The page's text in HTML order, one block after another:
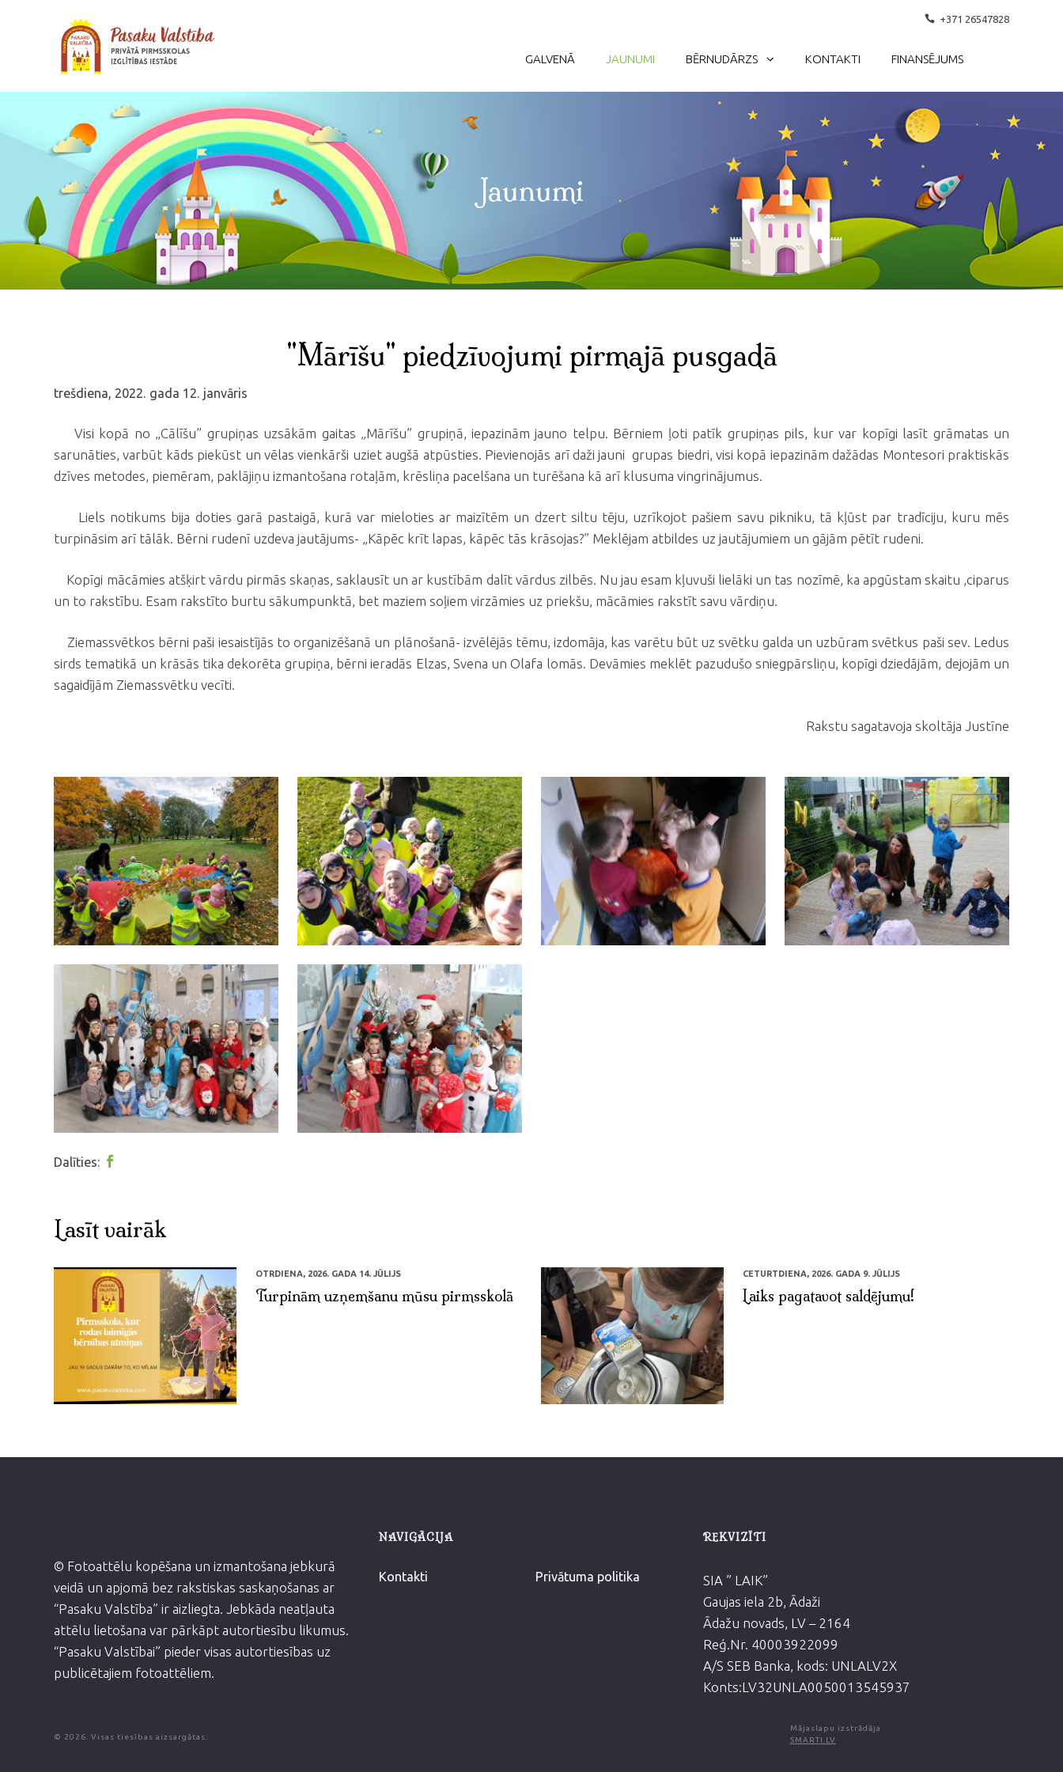
+371 26547828
GALVENĀ JAUNUMI BĒRNUDĀRZS KONTAKTI FINANSĒJUMS
Jaunumi
"Mārīšu" piedzīvojumi pirmajā pusgadā
trešdiena, 2022. gada 12. janvāris
Visi kopā no „Cālīšu” grupiņas uzsākām gaitas „Mārīšu” grupiņā, iepazinām jauno telpu. Bērniem ļoti patīk grupiņas pils, kur var kopīgi lasīt grāmatas un
sarunāties, varbūt kāds piekūst un vēlas vienkārši uziet augšā atpūsties. Pievienojās arī daži jauni grupas biedri, visi kopā iepazinām dažādas Montesori praktiskās
dzīves metodes, piemēram, paklājiņu izmantošana rotaļām, krēsliņa pacelšana un turēšana kā arī klusuma vingrinājumus.
Liels notikums bija doties garā pastaigā, kurā var mieloties ar maizītēm un dzert siltu tēju, uzrīkojot pašiem savu pikniku, tā kļūst par tradīciju, kuru mēs
turpināsim arī tālāk. Bērni rudenī uzdeva jautājums- „Kāpēc krīt lapas, kāpēc tās krāsojas?” Meklējam atbildes uz jautājumiem un gājām pētīt rudeni.
Kopīgi mācāmies atšķirt vārdu pirmās skaņas, saklausīt un ar kustībām dalīt vārdus zilbēs. Nu jau esam kļuvuši lielāki un tas nozīmē, ka apgūstam skaitu ,ciparus
un to rakstību. Esam rakstīto burtu sākumpunktā, bet maziem soļiem virzāmies uz priekšu, mācāmies rakstīt savu vārdiņu.
Ziemassvētkos bērni paši iesaistījās to organizēšanā un plānošanā- izvēlējās tēmu, izdomāja, kas varētu būt uz svētku galda un uzbūram svētkus paši sev. Ledus
sirds tematikā un krāsās tika dekorēta grupiņa, bērni ieradās Elzas, Svena un Olafa lomās. Devāmies meklēt pazudušo sniegpārsliņu, kopīgi dziedājām, dejojām un
sagaidījām Ziemassvētku vecīti.
Rakstu sagatavoja skoltāja Justīne
Dalīties:
Lasīt vairāk
OTRDIENA, 2026. GADA 14. JŪLIJS
Turpinām uzņemšanu mūsu pirmsskolā
CETURTDIENA, 2026. GADA 9. JŪLIJS
Laiks pagatavot saldējumu!
© Fotoattēlu kopēšana un izmantošana jebkurā
veidā un apjomā bez rakstiskas saskaņošanas ar
“Pasaku Valstība” ir aizliegta. Jebkāda neatļauta
attēlu lietošana var pārkāpt autortiesību likumus.
“Pasaku Valstībai” pieder visas autortiesības uz
publicētajiem fotoattēliem.
NAVIGĀCIJA
Kontakti Privātuma politika
REKVIZĪTI
SIA ” LAIK”
Gaujas iela 2b, Ādaži
Ādažu novads, LV – 2164
Reģ.Nr. 40003922099
A/S SEB Banka, kods: UNLALV2X
Konts:LV32UNLA0050013545937
© 2026. Visas tiesības aizsargātas.
Mājaslapu izstrādāja
SMARTI.LV